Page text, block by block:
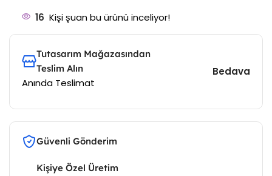
16 Kişi şuan bu ürünü inceliyor!
Tutasarım Mağazasından
Teslim Alın
Anında Teslimat
Bedava
Güvenli Gönderim
Kişiye Özel Üretim